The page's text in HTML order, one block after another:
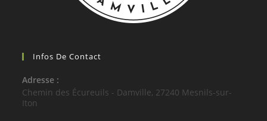
Infos De Contact
Adresse :
Chemin des Écureuils - Damville, 27240 Mesnils-sur-
Iton